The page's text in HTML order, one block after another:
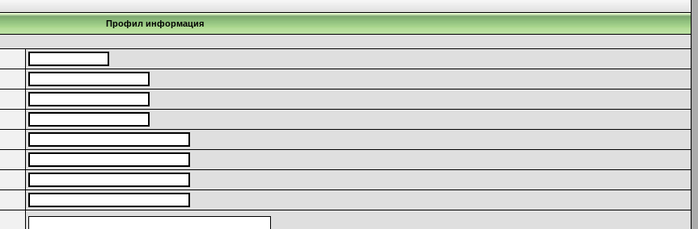
Профил информация